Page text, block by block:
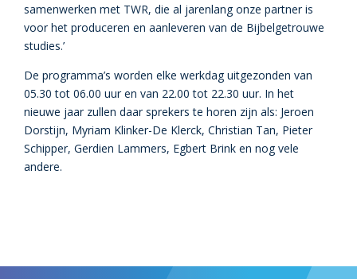
samenwerken met TWR, die al jarenlang onze partner is
voor het produceren en aanleveren van de Bijbelgetrouwe
studies.’
De programma’s worden elke werkdag uitgezonden van
05.30 tot 06.00 uur en van 22.00 tot 22.30 uur. In het
nieuwe jaar zullen daar sprekers te horen zijn als: Jeroen
Dorstijn, Myriam Klinker-De Klerck, Christian Tan, Pieter
Schipper, Gerdien Lammers, Egbert Brink en nog vele
andere.